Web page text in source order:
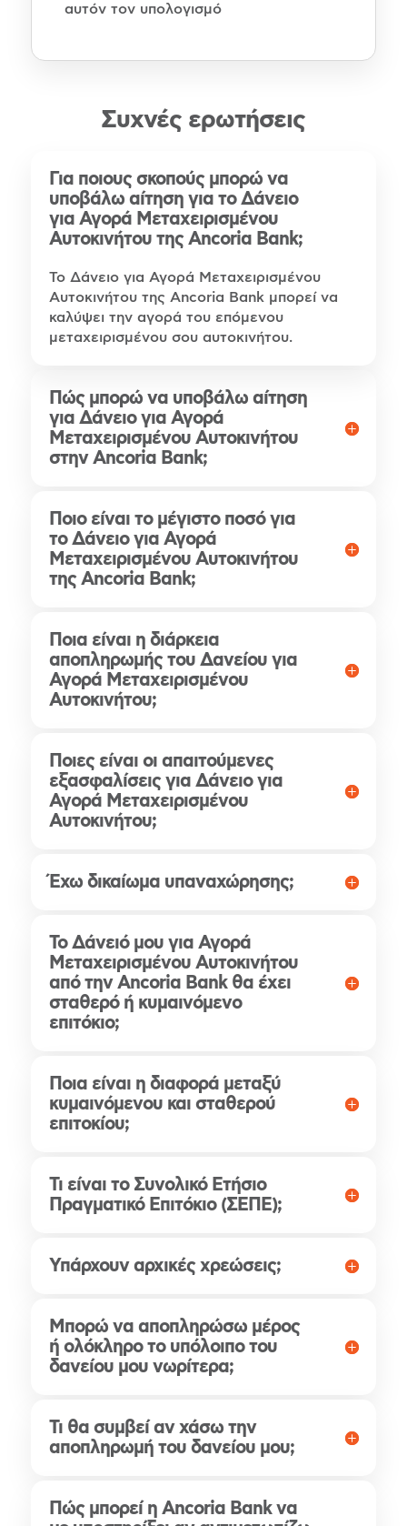
αυτόν τον υπολογισμό
Συχνές ερωτήσεις
Για ποιους σκοπούς μπορώ να
υποβάλω αίτηση για το Δάνειο
για Αγορά Μεταχειρισμένου
Αυτοκινήτου της Ancoria Bank;
Το Δάνειο για Αγορά Μεταχειρισμένου
Αυτοκινήτου της Ancoria Bank μπορεί να
καλύψει την αγορά του επόμενου
μεταχειρισμένου σου αυτοκινήτου.
Πώς μπορώ να υποβάλω αίτηση
για Δάνειο για Αγορά
Μεταχειρισμένου Αυτοκινήτου
στην Ancoria Bank;
Ποιο είναι το μέγιστο ποσό για
το Δάνειο για Αγορά
Μεταχειρισμένου Αυτοκινήτου
της Ancoria Bank;
Ποια είναι η διάρκεια
αποπληρωμής του Δανείου για
Αγορά Μεταχειρισμένου
Αυτοκινήτου;
Ποιες είναι οι απαιτούμενες
εξασφαλίσεις για Δάνειο για
Αγορά Μεταχειρισμένου
Αυτοκινήτου;
Έχω δικαίωμα υπαναχώρησης;
Το Δάνειό μου για Αγορά
Μεταχειρισμένου Αυτοκινήτου
από την Ancoria Bank θα έχει
σταθερό ή κυμαινόμενο
επιτόκιο;
Ποια είναι η διαφορά μεταξύ
κυμαινόμενου και σταθερού
επιτοκίου;
Τι είναι το Συνολικό Ετήσιο
Πραγματικό Επιτόκιο (ΣΕΠΕ);
Υπάρχουν αρχικές χρεώσεις;
Μπορώ να αποπληρώσω μέρος
ή ολόκληρο το υπόλοιπο του
δανείου μου νωρίτερα;
Τι θα συμβεί αν χάσω την
αποπληρωμή του δανείου μου;
Πώς μπορεί η Ancoria Bank να